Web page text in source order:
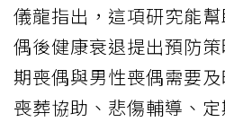
儀龍指出，這項研究能
偶後健康衰退提出預防
期喪偶與男性喪偶需要
喪葬協助、悲傷輔導、